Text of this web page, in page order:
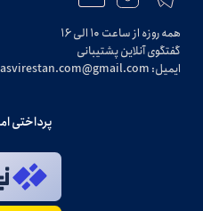
همه روزه از ساعت ۱۰ الی ۱۶
گفتگوی آنلاین پشتیبانی
ایمیل: tasvirestan.com@gmail.com
پرداختی